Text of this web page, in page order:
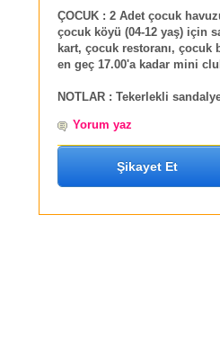
ÇOCUK : 2 Adet çocuk
çocuk köyü (04-12 yaş) için
kart, çocuk restoranı, çocuk
en geç 17.00'a kadar mini
NOTLAR : Tekerlekli
Yorum yaz
Şikayet Et